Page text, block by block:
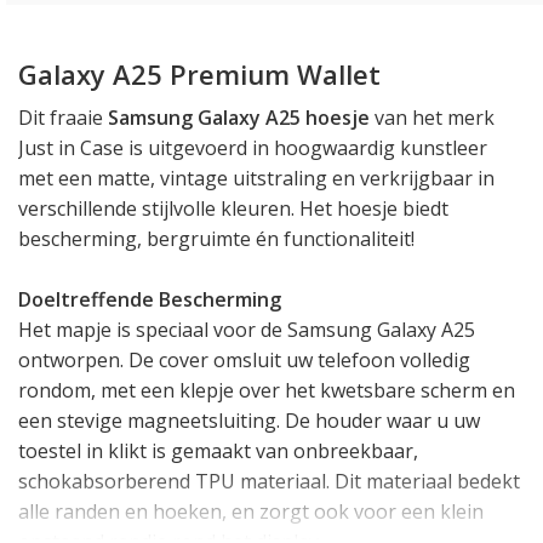
Galaxy A25 Premium Wallet
Dit fraaie Samsung Galaxy A25 hoesje van het merk
Just in Case is uitgevoerd in hoogwaardig kunstleer
met een matte, vintage uitstraling en verkrijgbaar in
verschillende stijlvolle kleuren. Het hoesje biedt
bescherming, bergruimte én functionaliteit!
Doeltreffende Bescherming
Het mapje is speciaal voor de Samsung Galaxy A25
ontworpen. De cover omsluit uw telefoon volledig
rondom, met een klepje over het kwetsbare scherm en
een stevige magneetsluiting. De houder waar u uw
toestel in klikt is gemaakt van onbreekbaar,
schokabsorberend TPU materiaal. Dit materiaal bedekt
alle randen en hoeken, en zorgt ook voor een klein